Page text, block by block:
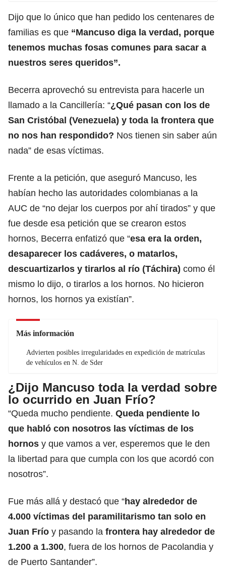
Dijo que lo único que han pedido los centenares de
familias es que “Mancuso diga la verdad, porque
tenemos muchas fosas comunes para sacar a
nuestros seres queridos”.
Becerra aprovechó su entrevista para hacerle un
llamado a la Cancillería: “¿Qué pasan con los de
San Cristóbal (Venezuela) y toda la frontera que
no nos han respondido? Nos tienen sin saber aún
nada” de esas víctimas.
Frente a la petición, que aseguró Mancuso, les
habían hecho las autoridades colombianas a la
AUC de “no dejar los cuerpos por ahí tirados” y que
fue desde esa petición que se crearon estos
hornos, Becerra enfatizó que “esa era la orden,
desaparecer los cadáveres, o matarlos,
descuartizarlos y tirarlos al río (Táchira) como él
mismo lo dijo, o tirarlos a los hornos. No hicieron
hornos, los hornos ya existían”.
Más información
Advierten posibles irregularidades en expedición de matrículas
de vehículos en N. de Sder
¿Dijo Mancuso toda la verdad sobre
lo ocurrido en Juan Frío?
“Queda mucho pendiente. Queda pendiente lo
que habló con nosotros las víctimas de los
hornos y que vamos a ver, esperemos que le den
la libertad para que cumpla con los que acordó con
nosotros”.
Fue más allá y destacó que “hay alrededor de
4.000 víctimas del paramilitarismo tan solo en
Juan Frío y pasando la frontera hay alrededor de
1.200 a 1.300, fuera de los hornos de Pacolandia y
de Puerto Santander”.